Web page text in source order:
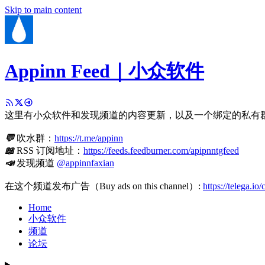
Skip to main content
Appinn Feed｜小众软件
这里有小众软件和发现频道的内容更新，以及一个绑定的私有
💬吹水群： https://t.me/appinn
📖RSS 订阅地址： https://feeds.feedburner.com/apipnntgfeed
📣发现频道 @appinnfaxian
在这个频道发布广告（Buy ads on this channel）: https://telega.io/
Home
小众软件
频道
论坛